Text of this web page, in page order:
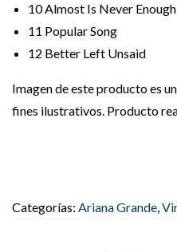
10Almost Is Never Enough
11 Popular Song
12 Better Left Unsaid
Imagen de este producto es
fines ilustrativos. Producto
Categorías: Ariana Grande,